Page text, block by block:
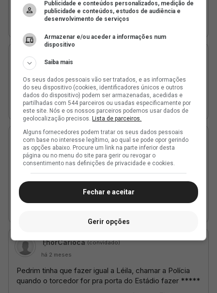
Publicidade e conteúdos personalizados, medição de
publicidade e conteúdos, estudos de audiência e
desenvolvimento de serviços
Armazenar e/ou aceder a informações num
dispositivo
Saiba mais
Os seus dados pessoais vão ser tratados, e as informações
do seu dispositivo (cookies, identificadores únicos e outros
dados do dispositivo) podem ser armazenadas, acedidas e
partilhadas com 544 parceiros ou usadas especificamente por
este site. Nós e os nossos parceiros podemos usar dados de
geolocalização precisos. Lista de parceiros.
Alguns fornecedores podem tratar os seus dados pessoais
com base no interesse legítimo, ao qual se pode opor gerindo
as opções abaixo. Procure um link na parte inferior desta
página ou no menu do site para gerir ou revogar o
consentimento nas definições de privacidade e cookies.
Fechar e aceitar
Gerir opções